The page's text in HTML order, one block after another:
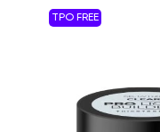
TPO FREE